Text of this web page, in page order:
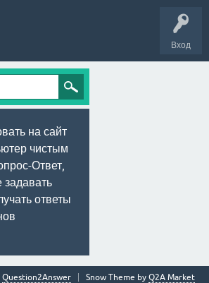
Вход
на сайт
чистым
Ответ,
задавать
ответы
Snow Theme by Q2A Market
Question2Answer